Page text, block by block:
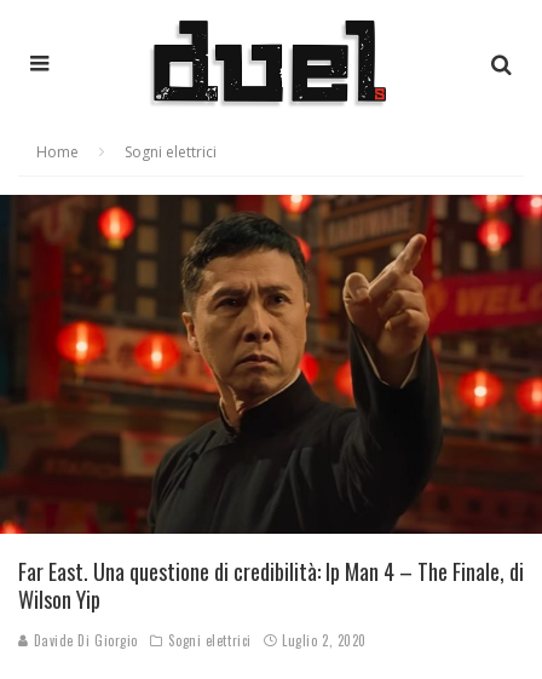
Home Sogni elettrici
Far East. Una questione di credibilità: Ip Man 4 – The Finale, di
Wilson Yip
Davide Di Giorgio Sogni elettrici Luglio 2, 2020